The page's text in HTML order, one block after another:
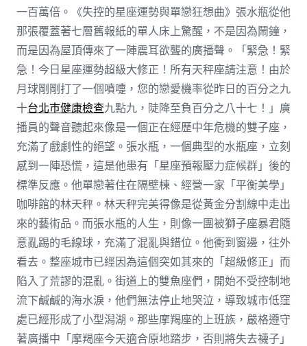
一百萬倍。《失控的星座運勢與單戀狂想曲》張水瓶從他
那張覆蓋著七層舊報紙的單人床上驚醒，不是因為鬧鐘，
而是因為屋頂傳來了一陣震耳欲聾的廣播聲。「緊急！緊
急！今日星座運勢超級大修正！所有天秤座請注意！由於
月球剛剛打了一個噴嚏，您的戀愛機率從昨日的百分之九
十台北巿健康檢查九點九，陡降至負百分之八十七！」廣
播員的聲音聽起來像是一個正在經歷中年危機的雙子座，
充滿了戲劇性的絕望。張水瓶，一個典型的水瓶座，立刻
感到一陣恐慌，這是他患有「星座預報壓力症候群」後的
標準反應。他單戀著住在隔壁棟、經營一家「平衡美學」
咖啡館的林天秤。林天秤完美得像是從黃金分割線中走出
來的藝術品。而張水瓶的人生，則像一團被獅子座暴君隨
意亂踢的毛線球，充滿了混亂與錯位。他衝到窗邊，往外
看去。整座城市已經因為這個突如其來的「超級修正」而
陷入了荒謬的混亂。街道上的雙魚座們，開始不受控制地
流下鹹鹹的海水淚，他們無法停止地哭泣，導致城市低窪
處已經形成了小型潟湖。那些摩羯座的上班族，嚴格遵守
著廣播中「摩羯座今天適合原地踏步，否則將失去襪子」